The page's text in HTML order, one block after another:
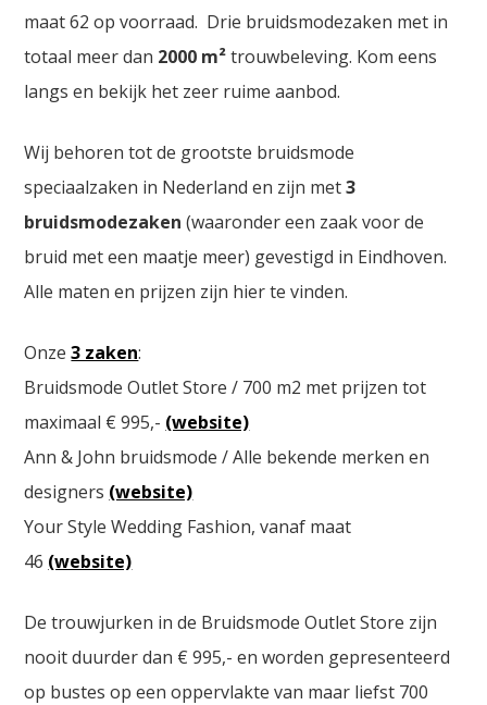
maat 62 op voorraad. Drie bruidsmodezaken met in
totaal meer dan 2000 m²trouwbeleving. Kom eens
langs en bekijk het zeer ruime aanbod.
Wij behoren tot de grootste bruidsmode
speciaalzaken in Nederland en zijn met3
bruidsmodezaken (waaronder een zaak voor de
bruid met een maatje meer) gevestigd in Eindhoven.
Alle maten en prijzen zijn hier te vinden.
Onze3 zaken:
Bruidsmode Outlet Store / 700 m2 met prijzen tot
maximaal € 995,- (website)
Ann & John bruidsmode / Alle bekende merken en
designers (website)
Your Style Wedding Fashion, vanaf maat
46 (website)
De trouwjurken in de Bruidsmode Outlet Store zijn
nooit duurder dan € 995,- en worden gepresenteerd
op bustes op een oppervlakte van maar liefst 700